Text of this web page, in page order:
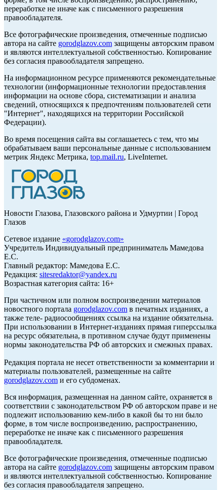
переработке не иначе как с письменного разрешения
правообладателя.
Все фотографические произведения, отмеченные подписью
автора на сайте gorodglazov.com защищены авторским правом
и являются интеллектуальной собственностью. Копирование
без согласия правообладателя запрещено.
На информационном ресурсе применяются рекомендательные
технологии (информационные технологии предоставления
информации на основе сбора, систематизации и анализа
сведений, относящихся к предпочтениям пользователей сети
"Интернет", находящихся на территории Российской
Федерации).
Во время посещения сайта вы соглашаетесь с тем, что мы
обрабатываем ваши персональные данные с использованием
метрик Яндекс Метрика, top.mail.ru, LiveInternet.
Новости Глазова, Глазовского района и Удмуртии | Город
Глазов
Сетевое издание «gorodglazov.com»
Учредитель Индивидуальный предприниматель Мамедова
Е.С.
Главный редактор: Мамедова Е.С.
Редакция: sitesredaktor@yandex.ru
Возрастная категория сайта: 16+
При частичном или полном воспроизведении материалов
новостного портала gorodglazov.com в печатных изданиях, а
также теле- радиосообщениях ссылка на издание обязательна.
При использовании в Интернет-изданиях прямая гиперссылка
на ресурс обязательна, в противном случае будут применены
нормы законодательства РФ об авторских и смежных правах.
Редакция портала не несет ответственности за комментарии и
материалы пользователей, размещенные на сайте
gorodglazov.com и его субдоменах.
Вся информация, размещенная на данном сайте, охраняется в
соответствии с законодательством РФ об авторском праве и не
подлежит использованию кем-либо в какой бы то ни было
форме, в том числе воспроизведению, распространению,
переработке не иначе как с письменного разрешения
правообладателя.
Все фотографические произведения, отмеченные подписью
автора на сайте gorodglazov.com защищены авторским правом
и являются интеллектуальной собственностью. Копирование
без согласия правообладателя запрещено.